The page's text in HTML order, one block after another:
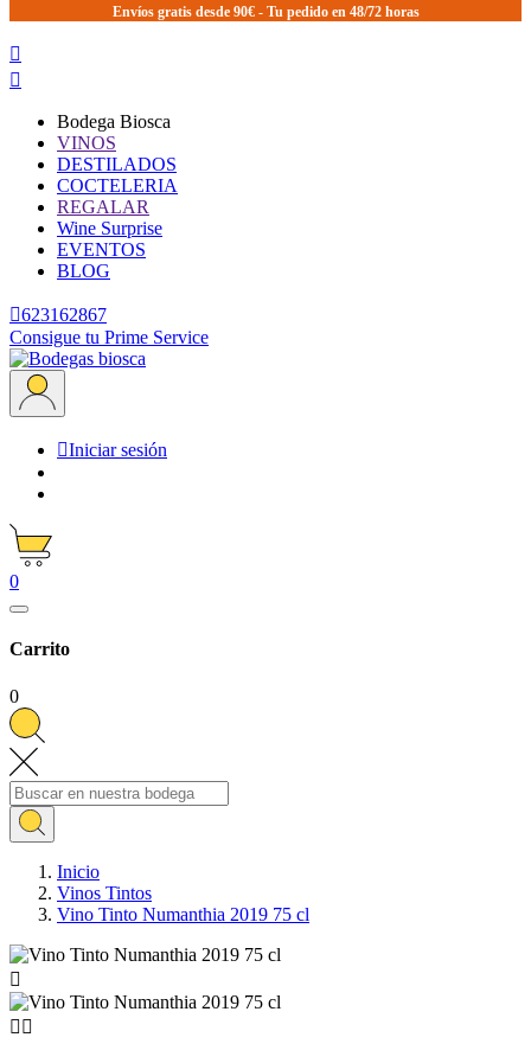
Envíos gratis desde 90€ - Tu pedido en 48/72 horas


Bodega Biosca
VINOS
DESTILADOS
COCTELERIA
REGALAR
Wine Surprise
EVENTOS
BLOG
623162867
Consigue tu Prime Service
Iniciar sesión
0
Carrito
0
Inicio
Vinos Tintos
Vino Tinto Numanthia 2019 75 cl

 